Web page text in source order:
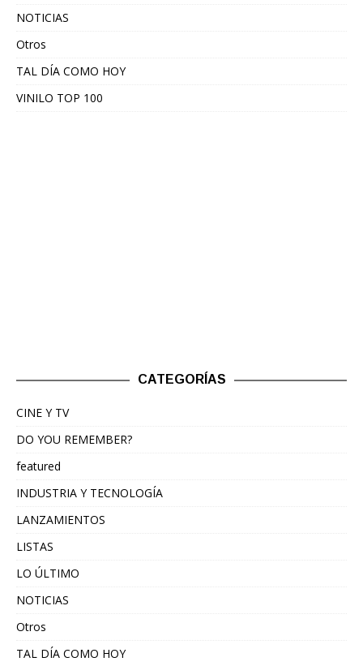
NOTICIAS
Otros
TAL DÍA COMO HOY
VINILO TOP 100
CATEGORÍAS
CINE Y TV
DO YOU REMEMBER?
featured
INDUSTRIA Y TECNOLOGÍA
LANZAMIENTOS
LISTAS
LO ÚLTIMO
NOTICIAS
Otros
TAL DÍA COMO HOY